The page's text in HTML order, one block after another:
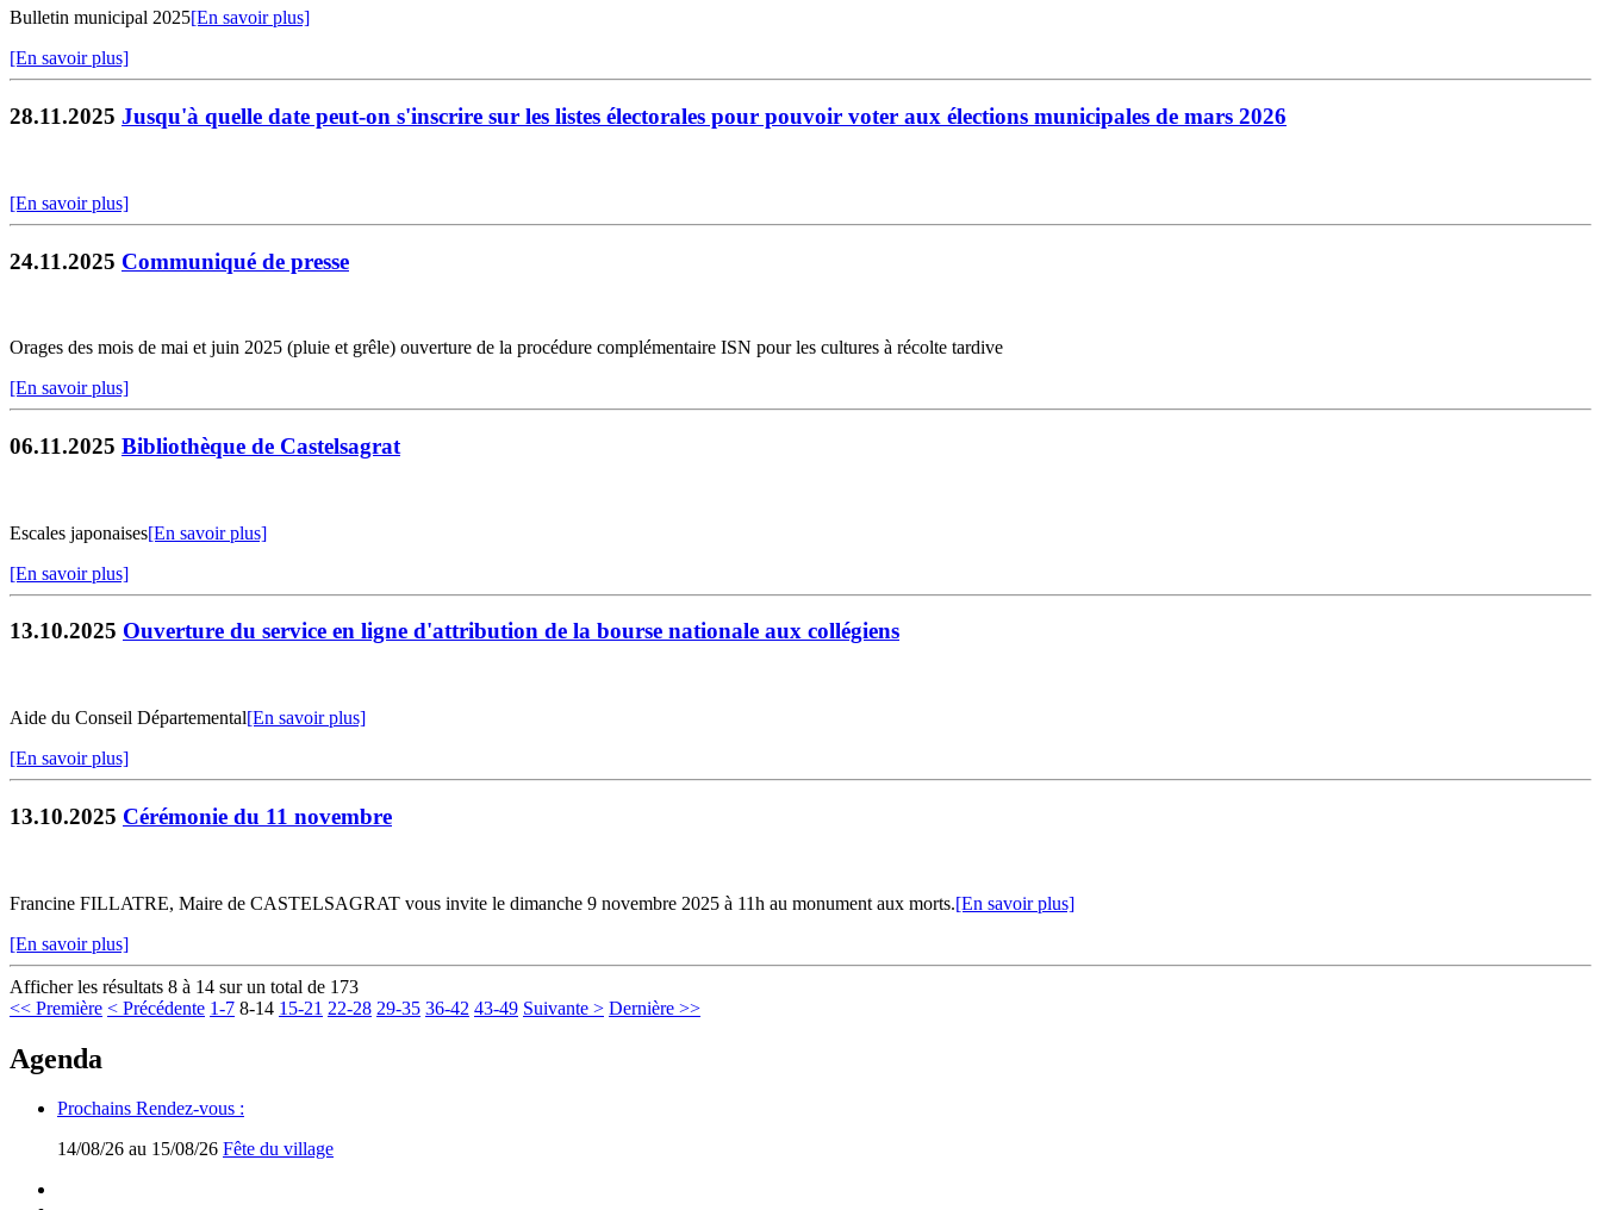
Bulletin municipal 2025[En savoir plus]
[En savoir plus]
28.11.2025 Jusqu'à quelle date peut-on s'inscrire sur les listes électorales pour pouvoir voter aux élections municipales de mars 2026
[En savoir plus]
24.11.2025 Communiqué de presse
Orages des mois de mai et juin 2025 (pluie et grêle) ouverture de la procédure complémentaire ISN pour les cultures à récolte tardive
[En savoir plus]
06.11.2025 Bibliothèque de Castelsagrat
Escales japonaises[En savoir plus]
[En savoir plus]
13.10.2025 Ouverture du service en ligne d'attribution de la bourse nationale aux collégiens
Aide du Conseil Départemental[En savoir plus]
[En savoir plus]
13.10.2025 Cérémonie du 11 novembre
Francine FILLATRE, Maire de CASTELSAGRAT vous invite le dimanche 9 novembre 2025 à 11h au monument aux morts.[En savoir plus]
[En savoir plus]
Afficher les résultats 8 à 14 sur un total de 173
<< Première < Précédente 1-7 8-14 15-21 22-28 29-35 36-42 43-49 Suivante > Dernière >>
Agenda
Prochains Rendez-vous :
14/08/26 au 15/08/26 Fête du village